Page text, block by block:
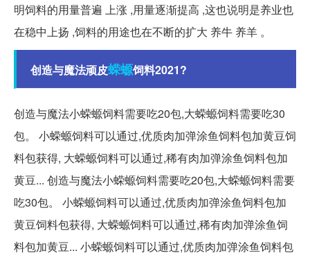
明饲料的用量普遍 上涨 ,用量逐渐提高 ,这也说明是养业也
在稳中上扬 ,饲料的用途也在不断的扩大 养牛 养羊 。
创造与魔法顽皮蝾螈饲料2021?
创造与魔法小蝾螈饲料需要吃20包,大蝾螈饲料需要吃30
包。 小蝾螈饲料可以通过,优质肉加弹涂鱼饲料包加黄豆饲
料包获得, 大蝾螈饲料可以通过,稀有肉加弹涂鱼饲料包加
黄豆... 创造与魔法小蝾螈饲料需要吃20包,大蝾螈饲料需要
吃30包。 小蝾螈饲料可以通过,优质肉加弹涂鱼饲料包加
黄豆饲料包获得, 大蝾螈饲料可以通过,稀有肉加弹涂鱼饲
料包加黄豆... 小蝾螈饲料可以通过,优质肉加弹涂鱼饲料包